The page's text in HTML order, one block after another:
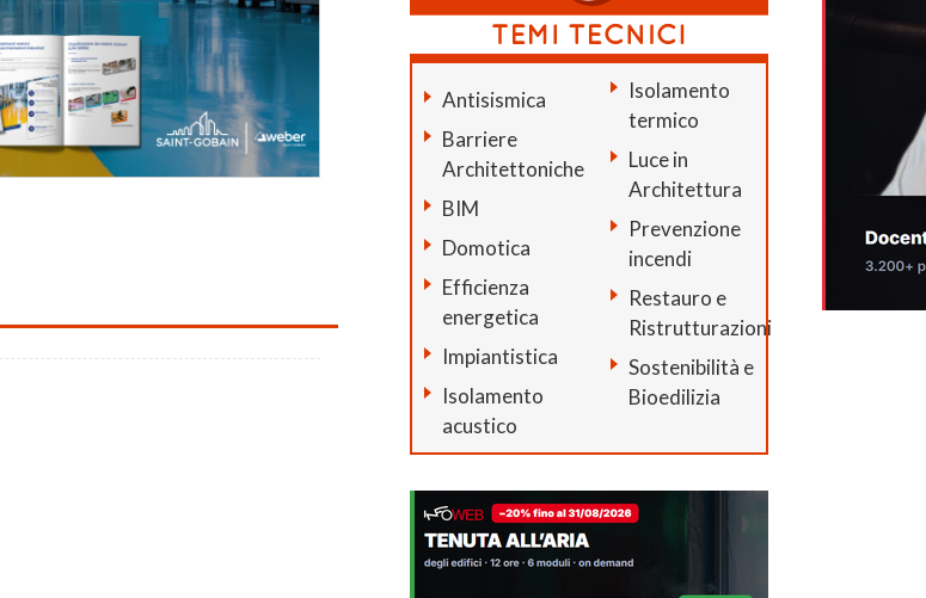
Antisismica
Barriere
Architettoniche
BIM
Domotica
Efficienza
energetica
Impiantistica
Isolamento
acustico
Isolamento
termico
Luce in
Architettura
Prevenzione
incendi
Restauro e
Ristrutturazioni
Sostenibilità e
Bioedilizia